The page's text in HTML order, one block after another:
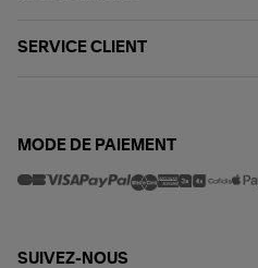
SERVICE CLIENT
MODE DE PAIEMENT
SUIVEZ-NOUS